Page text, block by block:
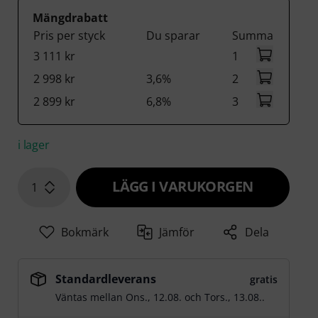
Mängdrabatt
Pris per styck
Du sparar
Summa
3 111 kr
1
2 998 kr
3,6%
2
2 899 kr
6,8% 3
i lager
1 LÄGG I VARUKORGEN
Bokmärk Jämför Dela
Standardleverans
gratis
Väntas mellan Ons., 12.08. ochTors., 13.08..